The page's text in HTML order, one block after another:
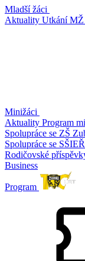
Mladší žáci
Aktuality Utkání
Minižáci
Aktuality Program
Spolupráce se ZŠ
Spolupráce se
Rodičovské
Business
Program